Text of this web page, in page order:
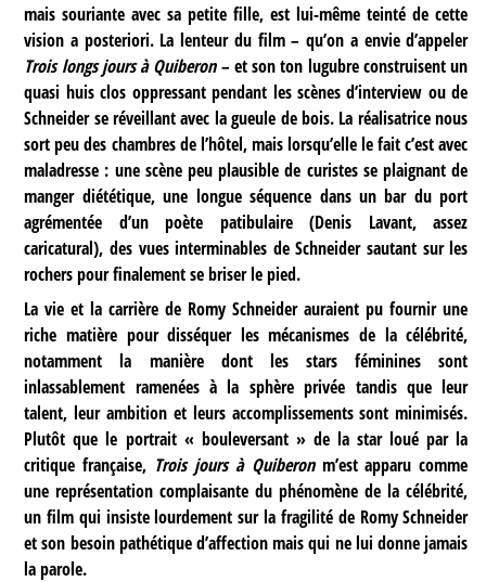
mais souriante avec sa petite fille, est lui-même teinté de cette
vision a posteriori. La lenteur du film – qu’on a envie d’appeler
Trois longs jours à Quiberon– et son ton lugubre construisent un
quasi huis clos oppressant pendant les scènes d’interview ou de
Schneider se réveillant avec la gueule de bois. La réalisatrice nous
sort peu des chambres de l’hôtel, mais lorsqu’elle le fait c’est avec
maladresse : une scène peu plausible de curistes se plaignant de
manger diététique, une longue séquence dans un bar du port
agrémentée d’un poète patibulaire (Denis Lavant, assez
caricatural), des vues interminables de Schneider sautant sur les
rochers pour finalement se briser le pied.
La vie et la carrière de Romy Schneider auraient pu fournir une
riche matière pour disséquer les mécanismes de la célébrité,
notamment la manière dont les stars féminines sont
inlassablement ramenées à la sphère privée tandis que leur
talent, leur ambition et leurs accomplissements sont minimisés.
Plutôt que le portrait « bouleversant » de la star loué par la
critique française, Trois jours à Quiberonm’est apparu comme
une représentation complaisante du phénomène de la célébrité,
un film qui insiste lourdement sur la fragilité de Romy Schneider
et son besoin pathétique d’affection mais qui ne lui donne jamais
la parole.